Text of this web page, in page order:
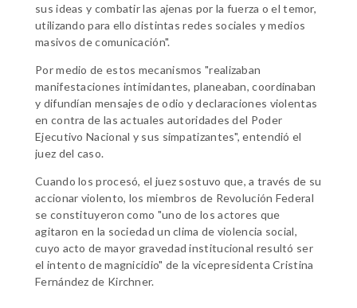
sus ideas y combatir las ajenas por la fuerza o el temor,
utilizando para ello distintas redes sociales y medios
masivos de comunicación".
Por medio de estos mecanismos "realizaban
manifestaciones intimidantes, planeaban, coordinaban
y difundían mensajes de odio y declaraciones violentas
en contra de las actuales autoridades del Poder
Ejecutivo Nacional y sus simpatizantes", entendió el
juez del caso.
Cuando los procesó, el juez sostuvo que, a través de su
accionar violento, los miembros de Revolución Federal
se constituyeron como "uno de los actores que
agitaron en la sociedad un clima de violencia social,
cuyo acto de mayor gravedad institucional resultó ser
el intento de magnicidio" de la vicepresidenta Cristina
Fernández de Kirchner.